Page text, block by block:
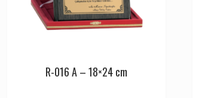
R-016 A – 18×24 cm